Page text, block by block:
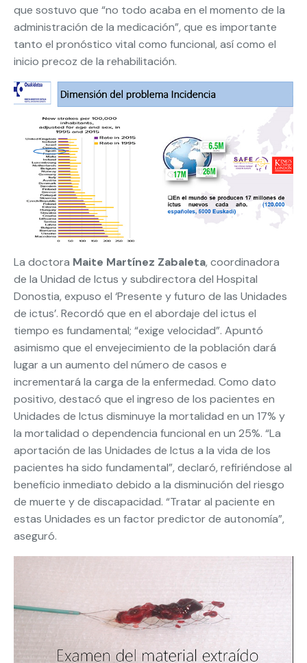
que sostuvo que “no todo acaba en el momento de la
administración de la medicación”, que es importante
tanto el pronóstico vital como funcional, así como el
inicio precoz de la rehabilitación.
La doctora Maite Martínez Zabaleta, coordinadora
de la Unidad de Ictus y subdirectora del Hospital
Donostia, expuso el ‘Presente y futuro de las Unidades
de ictus’. Recordó que en el abordaje del ictus el
tiempo es fundamental; “exige velocidad”. Apuntó
asimismo que el envejecimiento de la población dará
lugar a un aumento del número de casos e
incrementará la carga de la enfermedad. Como dato
positivo, destacó que el ingreso de los pacientes en
Unidades de Ictus disminuye la mortalidad en un 17% y
la mortalidad o dependencia funcional en un 25%. “La
aportación de las Unidades de Ictus a la vida de los
pacientes ha sido fundamental”, declaró, refiriéndose al
beneficio inmediato debido a la disminución del riesgo
de muerte y de discapacidad. “Tratar al paciente en
estas Unidades es un factor predictor de autonomía”,
aseguró.